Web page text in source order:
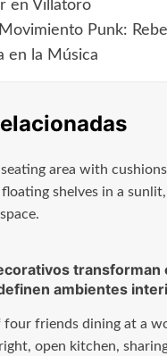
en Villatoro
Punk:
en la Música
transforman
ambientes